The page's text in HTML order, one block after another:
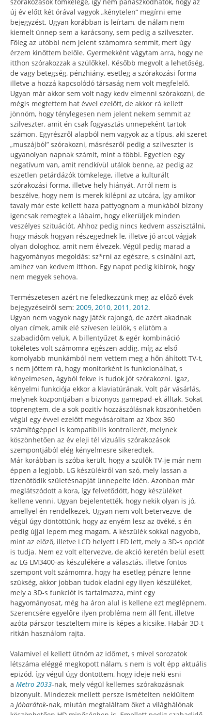
új év előtt két órával vagyok „kénytelen” megírni eme
bejegyzést. Ugyan korábban is leírtam, de nálam nem
kiemelt ünnep sem a karácsony, sem pedig a szilveszter.
Főleg az utóbbi nem jelent számomra semmit, mert úgy
érzem kinőttem belőle. Gyermekként vágytam arra, hogy ne
itthon szórakozzak a szülőkkel. Később megvolt a lehetőség,
de vagy betegség, pénzhiány, esetleg a szórakozási forma
illetve a hozzá kapcsolódó társaság nem volt megfelelő.
Ugyan már akkor sem volt nagy kedv elmenni szórakozni, de
mégis megtettem hat évvel ezelőtt, de akkor rá kellett
jönnöm, hogy ténylegesen nem jelent nekem semmit az
szilveszter, amit én csak fogyasztás ünnepeként tartok
számon. Egyrészről alapból nem vagyok az a típus, aki szeret
„muszájból” szórakozni, másrészről pedig a szilveszter is
ugyanolyan napnak számít, mint a többi. Egyetlen egy
negatívum van, amit rendkívül utálok benne, az pedig az
eszetlen petárdázók tömkelege, illetve a kulturált
szórakozási forma, illetve hely hiányát. Arról nem is
beszélve, hogy nem is merek kilépni az utcára, így amikor
tavaly már este kellett haza pattyognom a munkából bizony
igencsak remegtek a lábaim, hogy elkerüljek minden
veszélyes szituációt. Ahhoz pedig nincs kedvem asszisztálni,
hogy mások hogyan részegednek le, illetve jó arcot vágjak
olyan dologhoz, amit nem élvezek. Végül pedig marad a
hagyományos megoldás: sz*rni az egészre, s csinálni azt,
amihez van kedvem itthon. Egy napot pedig kibírok, hogy
nem megyek sehova.
Természetesen azért ne feledkezzünk meg az előző évek
bejegyzéseiről sem: 2009, 2010, 2011, 2012.
Ugyan nem vagyok nagy játék rajongó, de azért akadnak
olyan címek, amik elé szívesen leülök, s elütöm a
szabadidőm velük. A billentyűzet & egér kombináció
tökéletes volt számomra egészen addig, míg az első
komolyabb munkámból nem vettem meg a hőn áhított TV-t,
s nem jöttem rá, hogy monitorként is funkcionálhat, s
kényelmesen, ágyból fekve is tudok jót szórakozni. Igaz,
kényelmi funkciója ekkor a klaviatúrának. Volt pár vásárlás,
melynek központjában a bizonyos gamepad-ek álltak. Sokat
töprengtem, de a sok pozitív hozzászólásnak köszönhetően
végül egy évvel ezelőtt megvásároltam az Xbox 360
számítógéppel is kompatibilis kontrollerét, melynek
köszönhetően az év eleji tél vizuális szórakozások
szempontjából elég kényelmesre sikeredtek.
Már korábban is szóba került, hogy a szülők TV-je már nem
éppen a legjobb. LG készülékről van szó, mely lassan a
tizenötödik születésnapját ünnepelte idén. Azonban már
meglátszódott a kora, így felvetődött, hogy készüléket
kellene venni. Ugyan bejelentették, hogy nekik olyan is jó,
amellyel én rendelkezek. Ugyan nem volt betervezve, de
végül úgy döntöttünk, hogy az enyém lesz az övéké, s én
pedig újjal lepem meg magam. A készülék sokkal nagyobb,
mint az előző, illetve LCD helyett LED lett, mely a 3D-s opciót
is tudja. Nem ez volt eltervezve, de akció keretén belül esett
az LG LM3400-as készülékére a választás, illetve fontos
szempont volt számomra, hogy ha esetleg pénzre lenne
szükség, akkor jobban tudok eladni egy ilyen készüléket,
mely a 3D-s funkciót is tartalmazza, mint egy
hagyományosat, még ha áron alul is kellene ezt meglépnem.
Szerencsére egyelőre ilyen probléma nem áll fent, illetve
azóta párszor teszteltem mire is képes a kicsike. Habár 3D-t
ritkán használom rajta.
Valamivel el kellett ütnöm az időmet, s mivel sorozatok
létszáma eléggé megkopott nálam, s nem is volt épp aktuális
epizód, így végül úgy döntöttem, hogy ideje neki esni
a Metro 2033-nak, mely végül kellemes szórakozásnak
bizonyult. Mindezek mellett persze ismételten nekiültem
a Jóbarátok-nak, miután megtaláltam őket a világhálónak